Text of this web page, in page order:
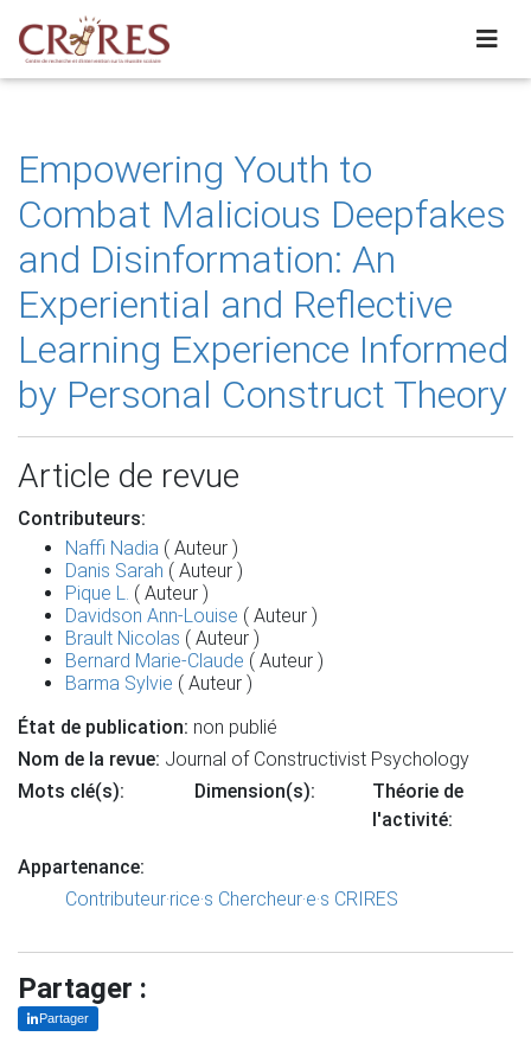
Empowering Youth to
Combat Malicious Deepfakes
and Disinformation: An
Experiential and Reflective
Learning Experience Informed
by Personal Construct Theory
Article de revue
Contributeurs:
Naffi Nadia ( Auteur )
Danis Sarah ( Auteur )
Pique L. ( Auteur )
Davidson Ann-Louise ( Auteur )
Brault Nicolas ( Auteur )
Bernard Marie-Claude ( Auteur )
Barma Sylvie ( Auteur )
État de publication: non publié
Nom de la revue: Journal of Constructivist Psychology
Mots clé(s):
Dimension(s):
Théorie de
l'activité:
Appartenance:
Contributeur·rice·s Chercheur·e·s CRIRES
Partager :
Partager